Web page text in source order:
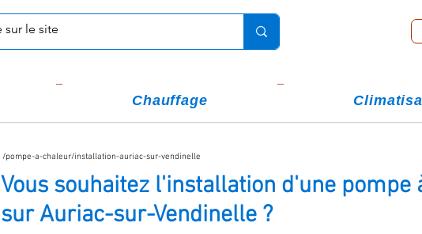
Chauffage
/pompe-a-chaleur/installation-auriac-sur-vendinelle
Vous souhaitez l'installation d'une pompe
sur Auriac-sur-Vendinelle ?